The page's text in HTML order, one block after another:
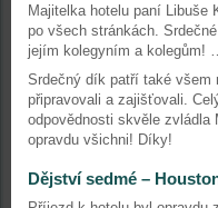
Majitelka hotelu paní Libuše
po všech stránkách.
jejím kolegyním a kolegům!
Srdečný dík patří také všem
připravovali a zajišťovali.
odpovědnosti skvěle zvládla
opravdu všichni! Díky!
Dějství sedmé –